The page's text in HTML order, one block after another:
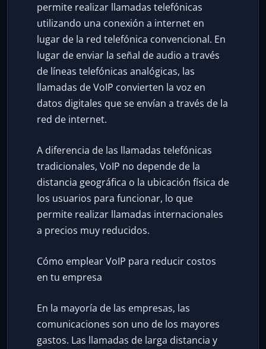
permite realizar llamadas telefónicas
utilizando una conexión a internet en
lugar de la red telefónica convencional. En
lugar de enviar la señal de audio a través
de líneas telefónicas analógicas, las
llamadas de VoIP convierten la voz en
datos digitales que se envían a través de la
red de internet.
A diferencia de las llamadas telefónicas
tradicionales, VoIP no depende de la
distancia geográfica o la ubicación física de
los usuarios para funcionar, lo que
permite realizar llamadas internacionales
a precios muy reducidos.
Cómo emplear VoIP para reducir costos
en tu empresa
En la mayoría de las empresas, las
comunicaciones son uno de los mayores
gastos. Las llamadas de larga distancia y